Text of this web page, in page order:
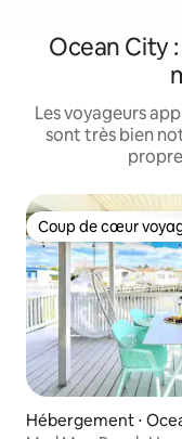
Ocean City
Les voyageurs
sont très bien
Coup de cœur
Coup de cœur
Hébergement ⋅